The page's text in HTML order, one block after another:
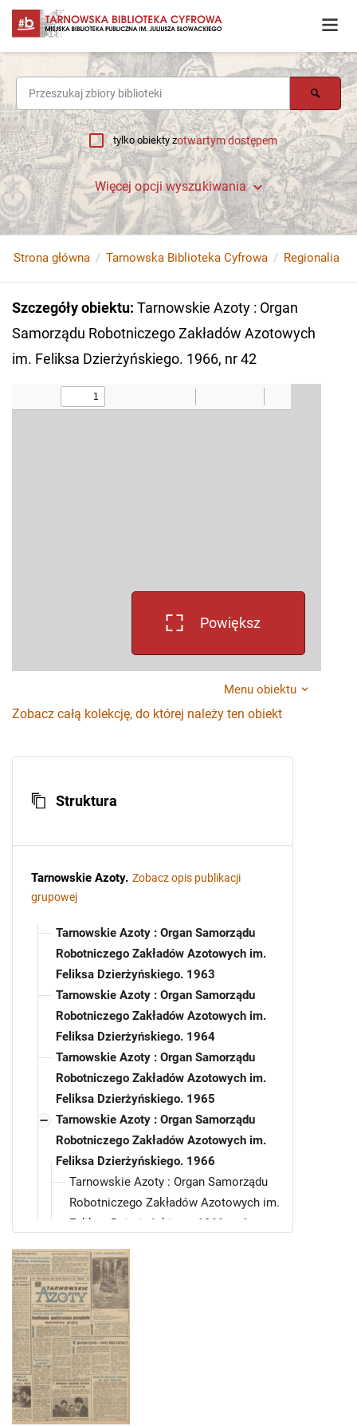
tylko obiekty zotwartym dostępem
Więcej opcji wyszukiwania
Strona główna Tarnowska Biblioteka Cyfrowa Regionalia
Szczegóły obiektu: Tarnowskie Azoty : Organ
Samorządu Robotniczego Zakładów Azotowych
im. Feliksa Dzierżyńskiego. 1966, nr 42
Powiększ
Menu obiektu
Zobacz całą kolekcję, do której należy ten obiekt
Struktura
Tarnowskie Azoty. Zobacz opis publikacji
grupowej
Tarnowskie Azoty : Organ Samorządu
Robotniczego Zakładów Azotowych im.
Feliksa Dzierżyńskiego. 1963
Tarnowskie Azoty : Organ Samorządu
Robotniczego Zakładów Azotowych im.
Feliksa Dzierżyńskiego. 1964
Tarnowskie Azoty : Organ Samorządu
Robotniczego Zakładów Azotowych im.
Feliksa Dzierżyńskiego. 1965
Tarnowskie Azoty : Organ Samorządu
Robotniczego Zakładów Azotowych im.
Feliksa Dzierżyńskiego. 1966
Tarnowskie Azoty : Organ Samorządu
Robotniczego Zakładów Azotowych im.
Feliksa Dzierżyńskiego. 1966, nr 1
Robotniczego Zakładów Azotowych im.
Feliksa Dzierżyńskiego. 1966, nr 2
Tarnowskie Azoty : Organ Samorządu
Robotniczego Zakładów Azotowych im.
Feliksa Dzierżyńskiego. 1966, nr 3
Tarnowskie Azoty : Organ Samorządu
Robotniczego Zakładów Azotowych im.
Feliksa Dzierżyńskiego. 1966, nr 4